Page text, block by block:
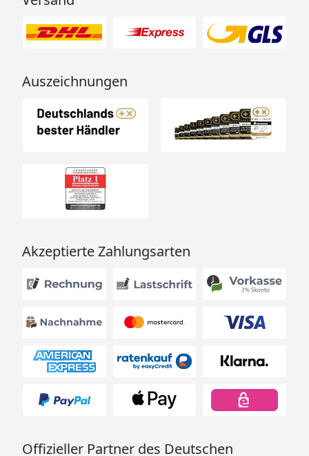
Auszeichnungen
Akzeptierte Zahlungsarten
Offizieller Partner des Deutschen